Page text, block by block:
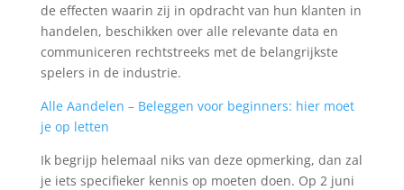
de effecten waarin zij in opdracht van hun klanten in
handelen, beschikken over alle relevante data en
communiceren rechtstreeks met de belangrijkste
spelers in de industrie.
Alle Aandelen – Beleggen voor beginners: hier moet
je op letten
Ik begrijp helemaal niks van deze opmerking, dan zal
je iets specifieker kennis op moeten doen. Op 2 juni